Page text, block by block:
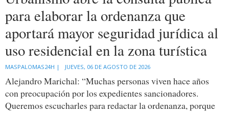
para elaborar la ordenanza que
aportará mayor seguridad jurídica al
uso residencial en la zona turística
MASPALOMAS24H | JUEVES, 06 DE AGOSTO DE 2026
Alejandro Marichal: “Muchas personas viven hace años
con preocupación por los expedientes sancionadores.
Queremos escucharles para redactar la ordenanza, porque